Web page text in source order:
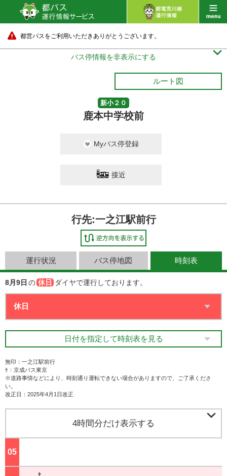
都営バスをご利用いただきありがとうございます。
バス停情報を非表示にする 
ルート図
新小２０
鹿本中学校前
Myバス停登録
接近
行先:一之江駅前行
運行状況 バス停地図 時刻表
8月9日 の 休日 ダイヤで運行しております。
日付を指定して時刻表を見る
無印：一之江駅前行
ｹ：京成バス東京
※道路事情などにより、時刻通り運転できない場合がありますので、ご了承くださ
い。
改正日：2025年4月1日改正
4時間分だけ表示する 
05
ｹ